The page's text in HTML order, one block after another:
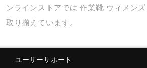
ンラインストアでは作業靴 ウィメンズ
取り揃えています。
ユーザーサポート